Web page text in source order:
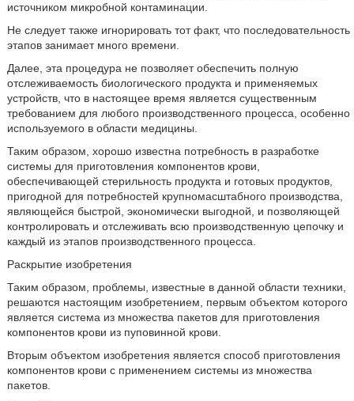
источником микробной контаминации.
Не следует также игнорировать тот факт, что последовательность
этапов занимает много времени.
Далее, эта процедура не позволяет обеспечить полную
отслеживаемость биологического продукта и применяемых
устройств, что в настоящее время является существенным
требованием для любого производственного процесса, особенно
используемого в области медицины.
Таким образом, хорошо известна потребность в разработке
системы для приготовления компонентов крови,
обеспечивающей стерильность продукта и готовых продуктов,
пригодной для потребностей крупномасштабного производства,
являющейся быстрой, экономически выгодной, и позволяющей
контролировать и отслеживать всю производственную цепочку и
каждый из этапов производственного процесса.
Раскрытие изобретения
Таким образом, проблемы, известные в данной области техники,
решаются настоящим изобретением, первым объектом которого
является система из множества пакетов для приготовления
компонентов крови из пуповинной крови.
Вторым объектом изобретения является способ приготовления
компонентов крови с применением системы из множества
пакетов.